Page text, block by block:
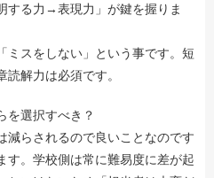
する力→表現力」が鍵を握りま
ミスをしない」という事です。短
解力は必須です。
を選択すべき？
減らされるので良いことなのです
す。学校側は常に難易度に差が起